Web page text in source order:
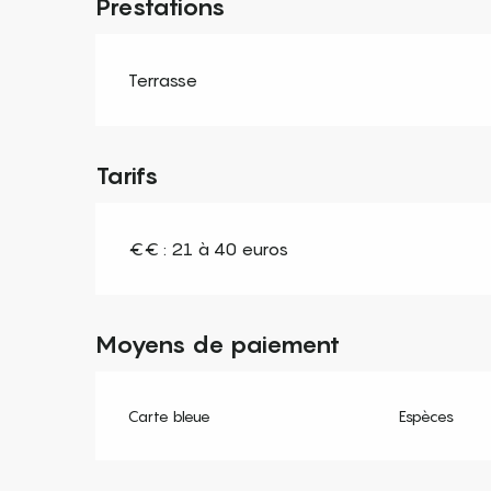
Prestations
Terrasse
Tarifs
€€ : 21 à 40 euros
Moyens de paiement
Carte bleue Espèces